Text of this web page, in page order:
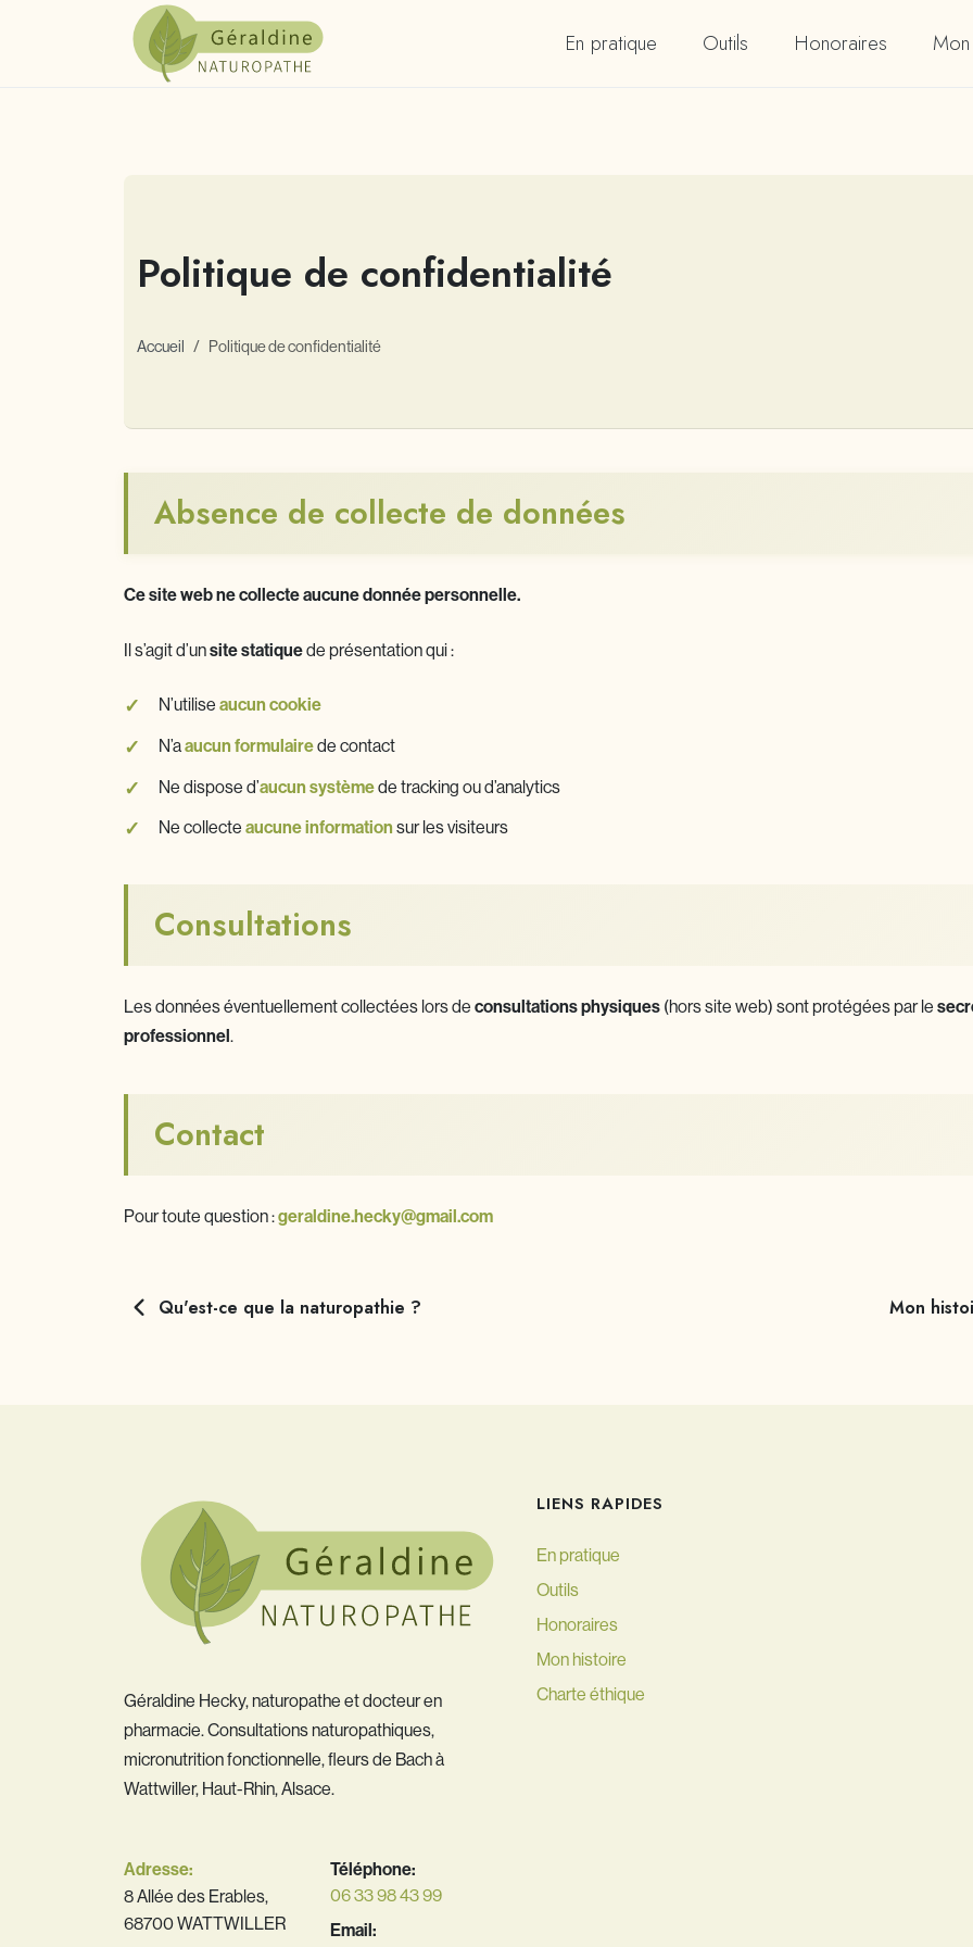
En pratique Outils Honoraires
Politique de confidentialité
Accueil Politique de confidentialité
Absence de collecte de données
Ce site web ne collecte aucune donnée personnelle.
Il s’agit d’unsite statiquede présentation qui :
N’utilise aucun cookie
N’aaucun formulairede contact
Ne dispose d’aucun systèmede tracking ou d’analytics
Ne collecte aucune informationsur les visiteurs
Consultations
Les données éventuellement collectées lors de consultations physiques (hors site web) sont protégées par le
professionnel.
Contact
Pour toute question :geraldine.hecky@gmail.com
Qu'est-ce que la naturopathie ? Mon
Géraldine Hecky, naturopathe et docteur en
pharmacie. Consultations naturopathiques,
micronutrition fonctionnelle, fleurs de Bach à
Wattwiller, Haut-Rhin, Alsace.
Adresse:
8 Allée des Erables,
68700 WATTWILLER
Téléphone:
06 33 98 43 99
Email:
LIENS RAPIDES
En pratique
Outils
Honoraires
Mon histoire
Charte éthique